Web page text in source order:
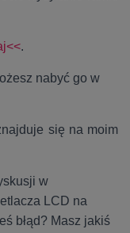
.
nabyć go w
się na moim
w
LCD na
błąd? Masz jakiś